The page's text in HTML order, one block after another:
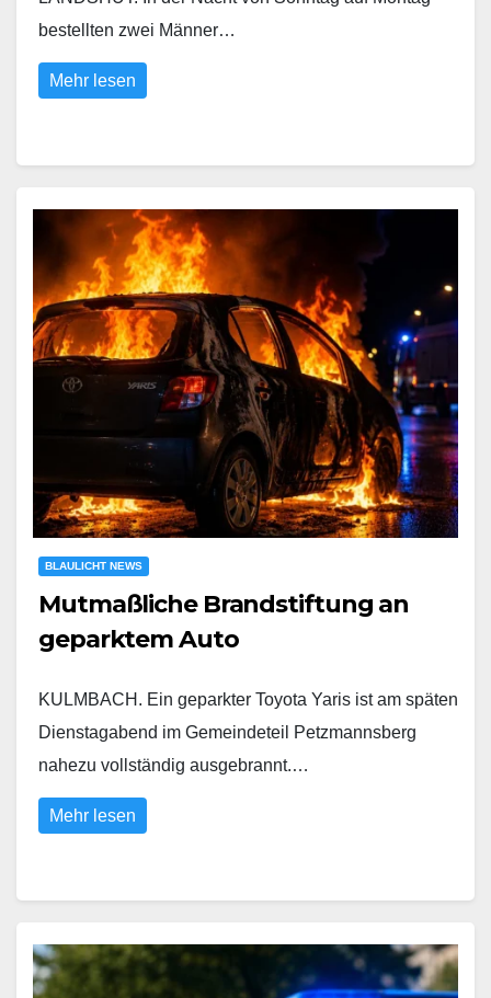
bestellten zwei Männer…
Mehr lesen
BLAULICHT NEWS
Mutmaßliche Brandstiftung an
geparktem Auto
KULMBACH. Ein geparkter Toyota Yaris ist am späten
Dienstagabend im Gemeindeteil Petzmannsberg
nahezu vollständig ausgebrannt.…
Mehr lesen